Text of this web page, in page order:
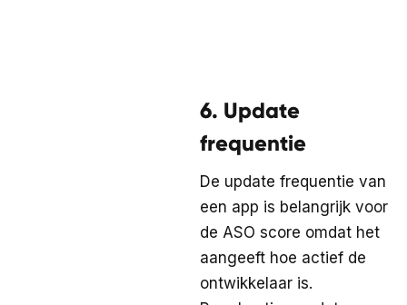
6. Update
frequentie
De update frequentie van
een app is belangrijk voor
de ASO score omdat het
aangeeft hoe actief de
ontwikkelaar is.